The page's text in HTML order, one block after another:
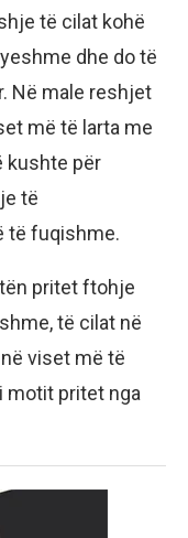
të cilat kohë
dhe do të
Në male reshjet
më të larta me
kushte për
të
të fuqishme.
pritet ftohje
të cilat në
viset më të
motit pritet nga